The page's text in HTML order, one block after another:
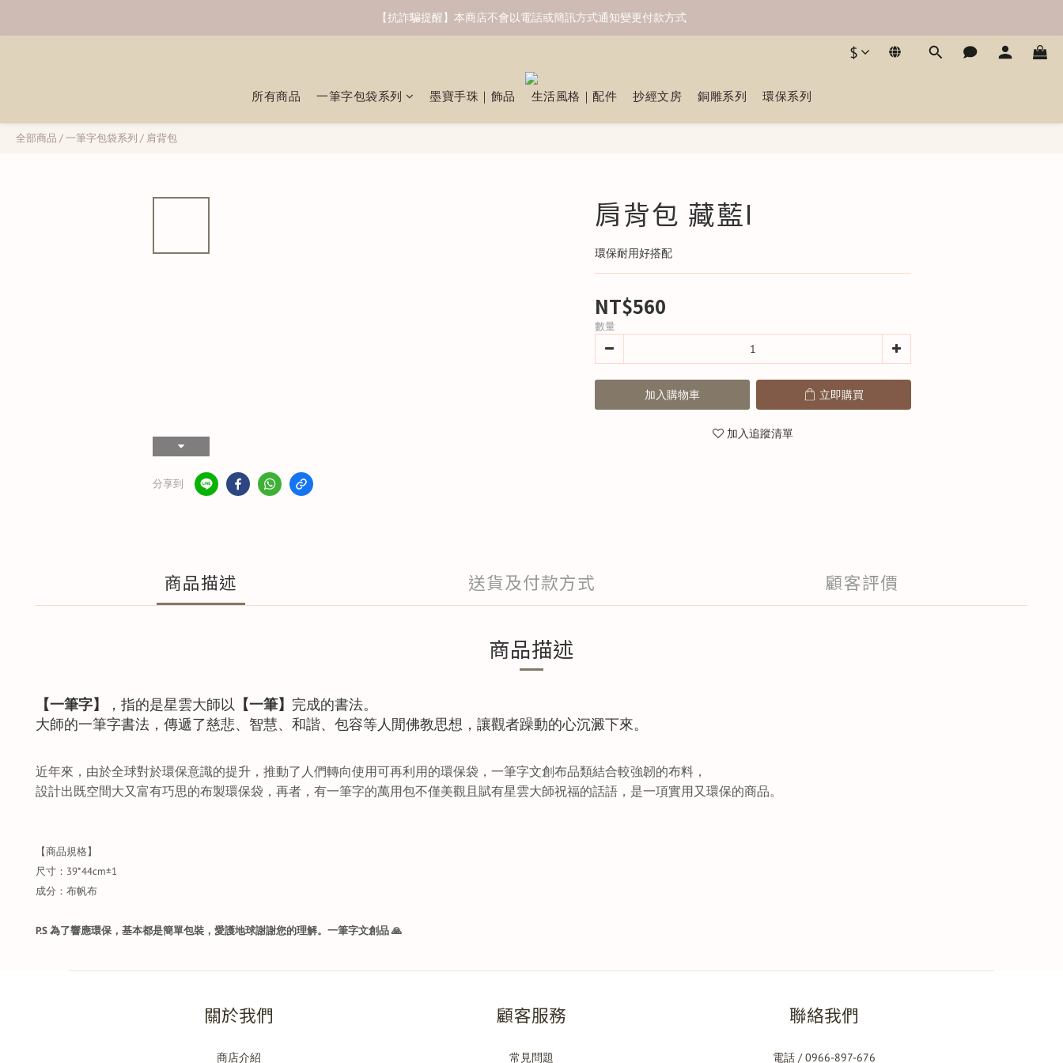
【抗詐騙提醒】本商店不會以電話或簡訊方式通知變更付款方式
$
所有商品 一筆字包袋系列 墨寶手珠｜飾品 生活風格｜配件 抄經文房 銅雕系列 環保系列
全部商品 / 一筆字包袋系列 / 肩背包
分享到
肩背包 藏藍I
環保耐用好搭配
NT$560
數量
加入購物車 立即購買
加入追蹤清單
商品描述 送貨及付款方式 顧客評價
商品描述
【一筆字】 ，指的是星雲大師以 【一筆】 完成的書法。
大師的一筆字書法，傳遞了慈悲、智慧、和諧、包容等人閒佛教思想，讓觀者躁動的心沉澱下來。
近年來，由於全球對於環保意識的提升，推動了人們轉向使用可再利用的環保袋，一筆字文創布品類結合較強韌的布料，
設計出既空間大又富有巧思的布製環保袋，再者，有一筆字的萬用包不僅美觀且賦有星雲大師祝福的話語，是一項實用又環保的商品。
【商品規格】
尺寸：39*44cm±1
成分：布帆布
P.S為了響應環保，基本都是簡單包裝，愛護地球謝謝您的理解。 一筆字文創品🙏
關於我們
商店介紹
顧客服務
常見問題
聯絡我們
電話 / 0966-897-676